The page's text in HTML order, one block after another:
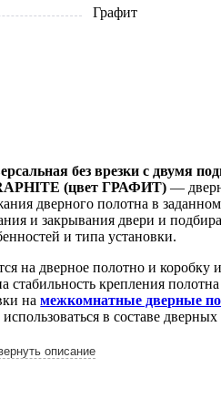
Графит
без врезки с двумя
(цвет ГРАФИТ) —
дверного полотна в
и закрывания двери и
и типа установки.
на дверное полотно и коробку
стабильность крепления
намежкомнатные дверные
в составе
описание